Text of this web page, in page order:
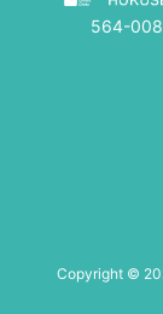
564-
Copyright ©